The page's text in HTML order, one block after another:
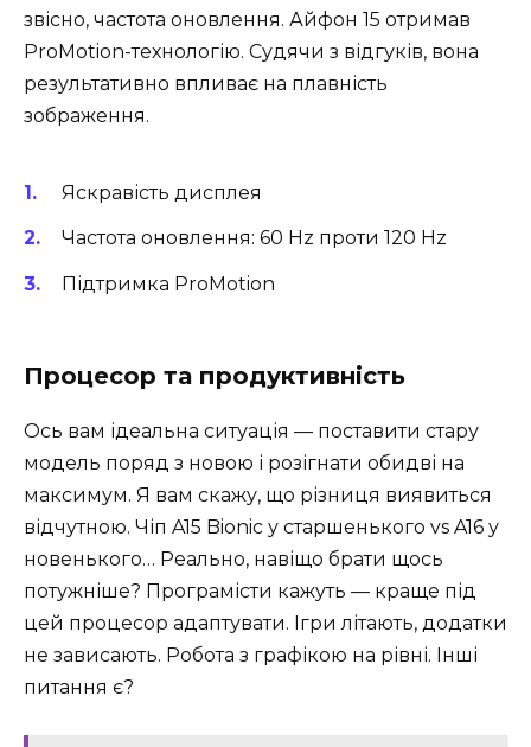
звісно, частота оновлення. Айфон 15 отримав
ProMotion-технологію. Судячи з відгуків, вона
результативно впливає на плавність
зображення.
Яскравість дисплея
Частота оновлення: 60 Hz проти 120 Hz
Підтримка ProMotion
Процесор та продуктивність
Ось вам ідеальна ситуація — поставити стару
модель поряд з новою і розігнати обидві на
максимум. Я вам скажу, що різниця виявиться
відчутною. Чіп A15 Bionic у старшенького vs A16 у
новенького… Реально, навіщо брати щось
потужніше? Програмісти кажуть — краще під
цей процесор адаптувати. Ігри літають, додатки
не зависають. Робота з графікою на рівні. Інші
питання є?